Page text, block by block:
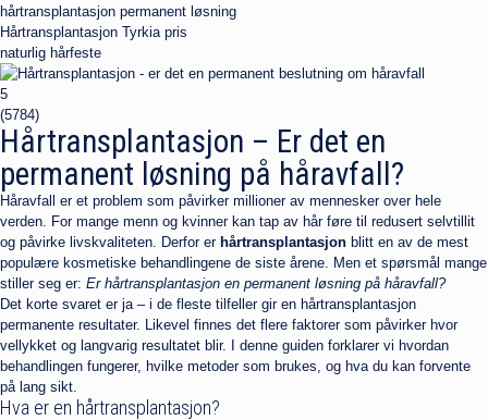
hårtransplantasjon permanent løsning
Hårtransplantasjon Tyrkia pris
naturlig hårfeste
5
(5784)
Hårtransplantasjon – Er det en
permanent løsning på håravfall?
Håravfall er et problem som påvirker millioner av mennesker over hele
verden. For mange menn og kvinner kan tap av hår føre til redusert selvtillit
og påvirke livskvaliteten. Derfor er hårtransplantasjon blitt en av de mest
populære kosmetiske behandlingene de siste årene. Men et spørsmål mange
stiller seg er: Er hårtransplantasjon en permanent løsning på håravfall?
Det korte svaret er ja – i de fleste tilfeller gir en hårtransplantasjon
permanente resultater. Likevel finnes det flere faktorer som påvirker hvor
vellykket og langvarig resultatet blir. I denne guiden forklarer vi hvordan
behandlingen fungerer, hvilke metoder som brukes, og hva du kan forvente
på lang sikt.
Hva er en hårtransplantasjon?